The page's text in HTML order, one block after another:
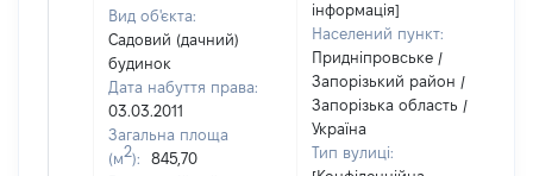
Вид об'єкта:
Садовий (дачний)
будинок
Дата набуття права:
03.03.2011
Загальна площа
(м2):
845,70
інформація]
Населений пункт:
Придніпровське /
Запорізький район /
Запорізька область /
Україна
Тип вулиці: